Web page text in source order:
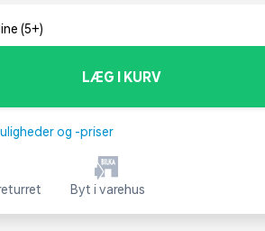
(5+)
LÆG I KURV
og -priser
Byt i varehus